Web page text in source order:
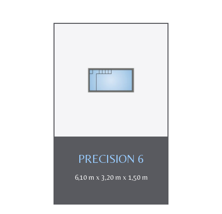
PRECISION 6
6,10 m x 3,20 m x 1,50 m